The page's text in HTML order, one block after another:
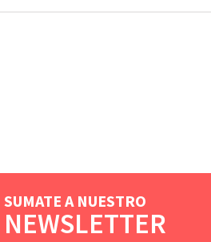
SUMATE A NUESTRO
NEWSLETTER